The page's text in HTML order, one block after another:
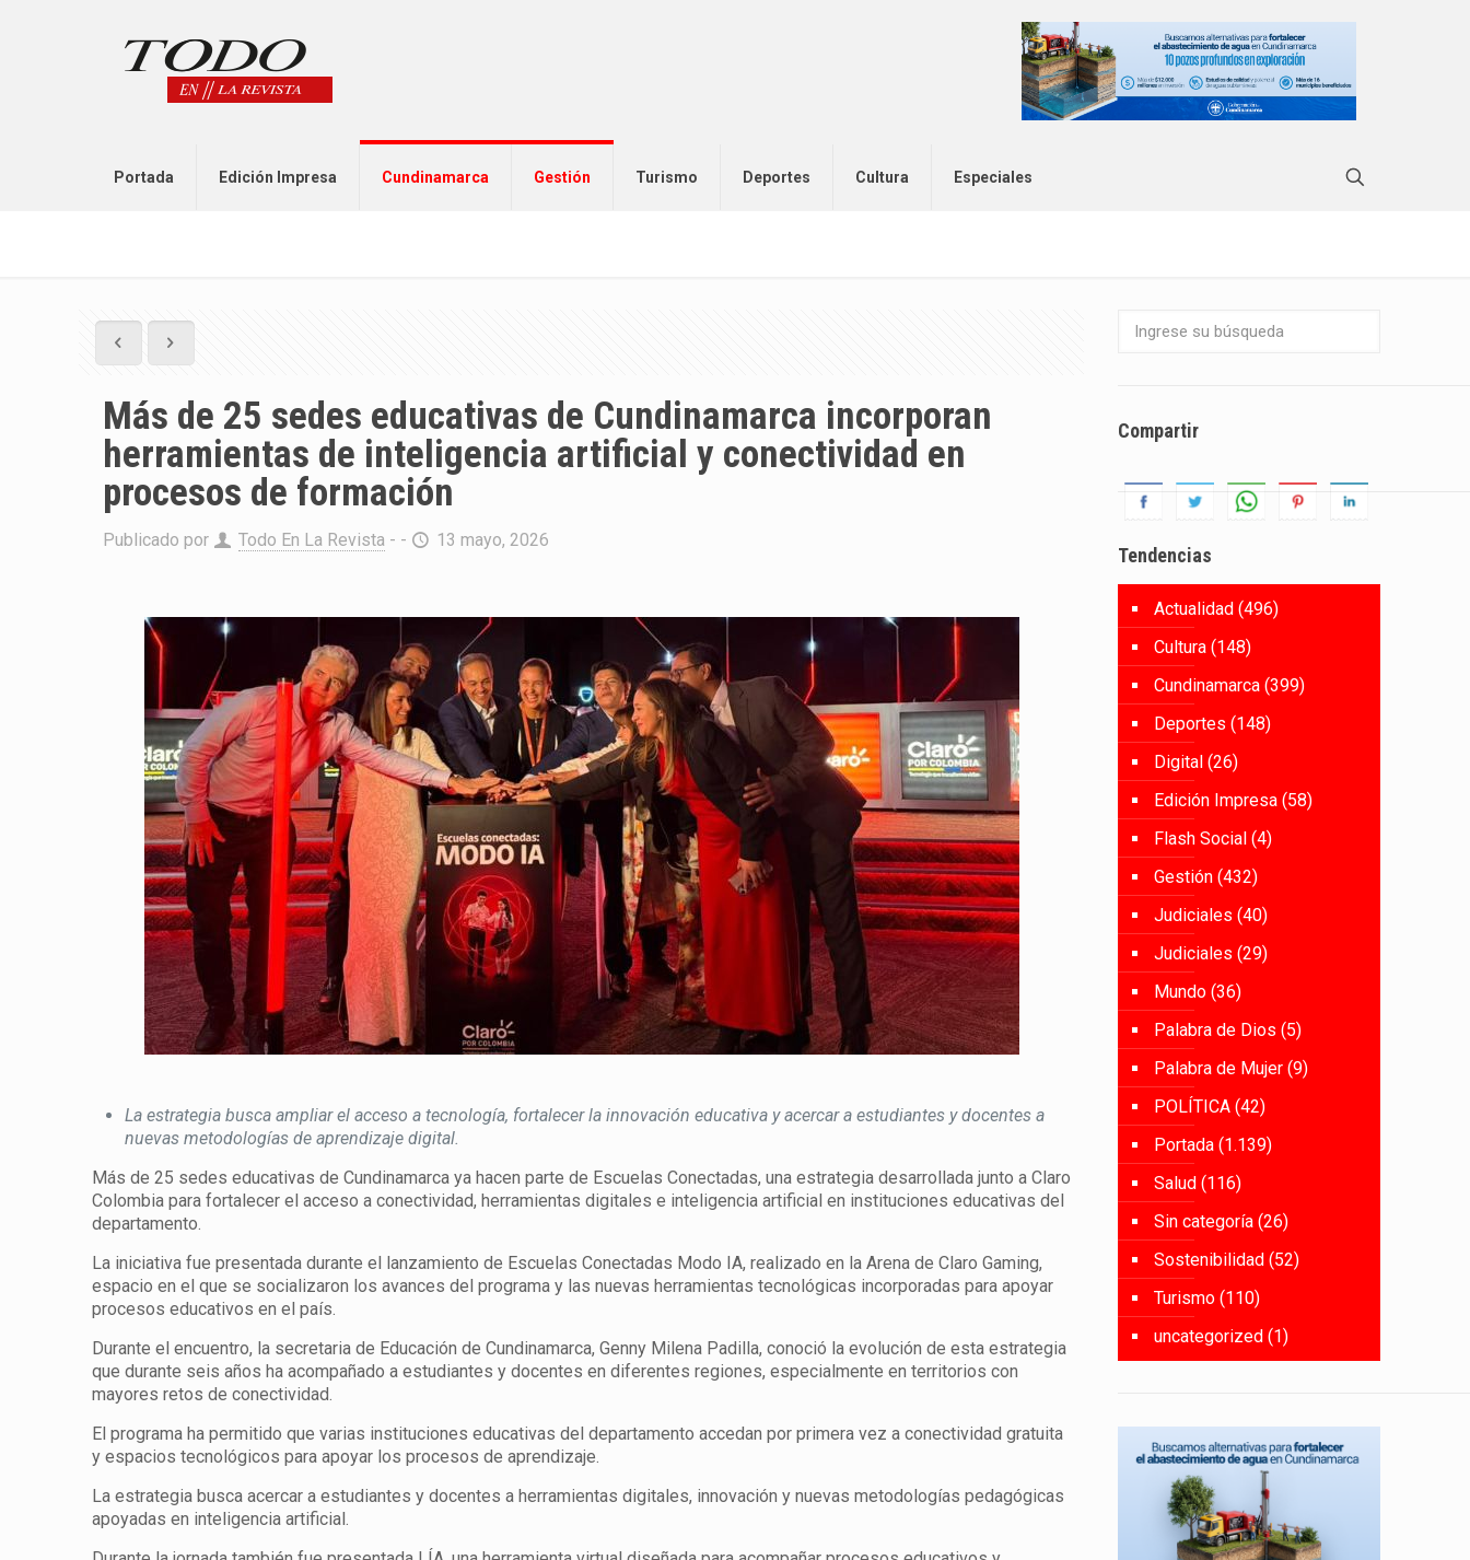
Portada Edición Impresa Cundinamarca Gestión Turismo Deportes Cultura Especiales
Más de 25 sedes educativas de Cundinamarca incorporan
herramientas de inteligencia artificial y conectividad en
procesos de formación
Publicado por Todo En La Revista - - 13 mayo, 2026
La estrategia busca ampliar el acceso a tecnología, fortalecer la innovación educativa y acercar a estudiantes y docentes a
nuevas metodologías de aprendizaje digital.
Más de 25 sedes educativas de Cundinamarca ya hacen parte de Escuelas Conectadas, una estrategia desarrollada junto a Claro
Colombia para fortalecer el acceso a conectividad, herramientas digitales e inteligencia artificial en instituciones educativas del
departamento.
La iniciativa fue presentada durante el lanzamiento de Escuelas Conectadas Modo IA, realizado en la Arena de Claro Gaming,
espacio en el que se socializaron los avances del programa y las nuevas herramientas tecnológicas incorporadas para apoyar
procesos educativos en el país.
Durante el encuentro, la secretaria de Educación de Cundinamarca, Genny Milena Padilla, conoció la evolución de esta estrategia
que durante seis años ha acompañado a estudiantes y docentes en diferentes regiones, especialmente en territorios con
mayores retos de conectividad.
El programa ha permitido que varias instituciones educativas del departamento accedan por primera vez a conectividad gratuita
y espacios tecnológicos para apoyar los procesos de aprendizaje.
La estrategia busca acercar a estudiantes y docentes a herramientas digitales, innovación y nuevas metodologías pedagógicas
apoyadas en inteligencia artificial.
Compartir
Tendencias
Actualidad (496)
Cultura (148)
Cundinamarca (399)
Deportes (148)
Digital (26)
Edición Impresa (58)
Flash Social (4)
Gestión (432)
Judiciales (40)
Judiciales (29)
Mundo (36)
Palabra de Dios (5)
Palabra de Mujer (9)
POLÍTICA (42)
Portada (1.139)
Salud (116)
Sin categoría (26)
Sostenibilidad (52)
Turismo (110)
uncategorized (1)